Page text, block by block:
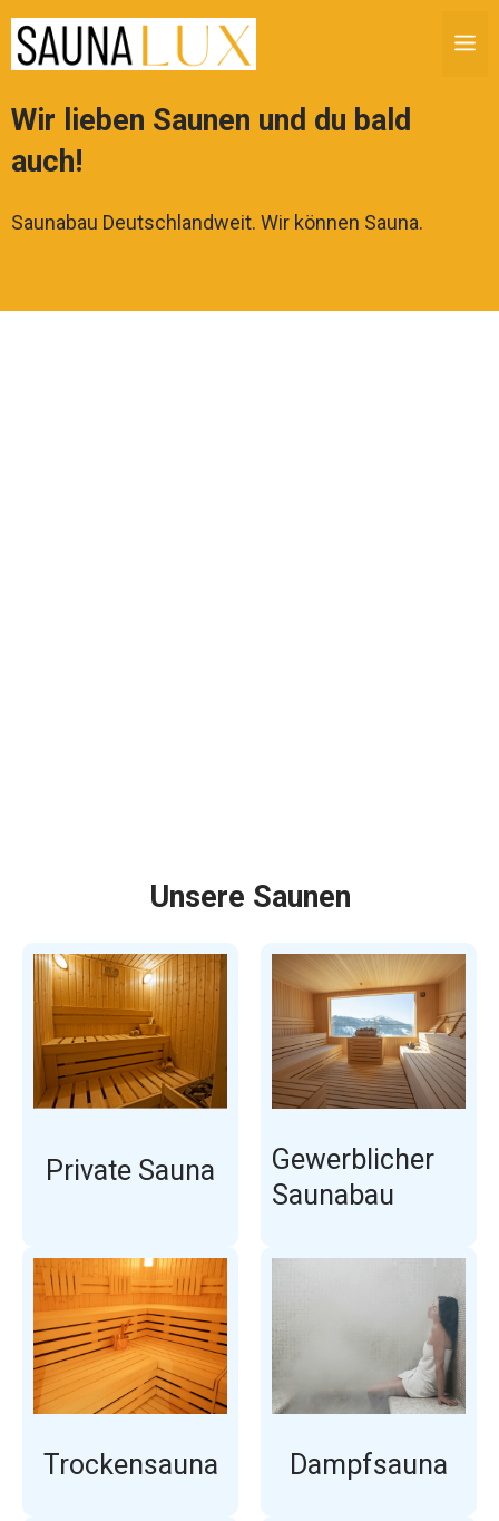
Zum
Inhalt
springen
Wir lieben Saunen und du bald
auch!
Saunabau Deutschlandweit. Wir können Sauna.
Unsere Saunen
Private Sauna
Gewerblicher
Saunabau
Trockensauna Dampfsauna